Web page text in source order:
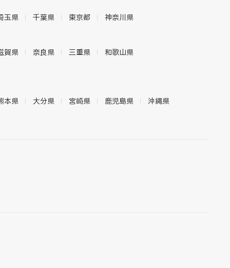
玉県 千葉県 東京都 神奈川県
賀県 奈良県 三重県 和歌山県
本県 大分県 宮崎県 鹿児島県 沖縄県